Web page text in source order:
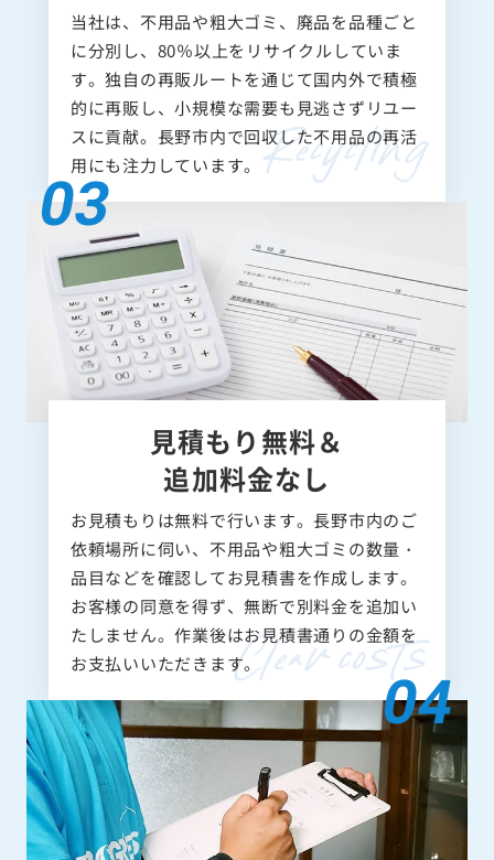
当社は、不用品や粗大ゴミ、廃品を品種ごと
に分別し、80％以上をリサイクルしていま
す。独自の再販ルートを通じて国内外で積極
的に再販し、小規模な需要も見逃さずリユー
スに貢献。長野市内で回収した不用品の再活
用にも注力しています。
見積もり無料＆
追加料金なし
お見積もりは無料で行います。長野市内のご
依頼場所に伺い、不用品や粗大ゴミの数量・
品目などを確認してお見積書を作成します。
お客様の同意を得ず、無断で別料金を追加い
たしません。作業後はお見積書通りの金額を
お支払いいただきます。